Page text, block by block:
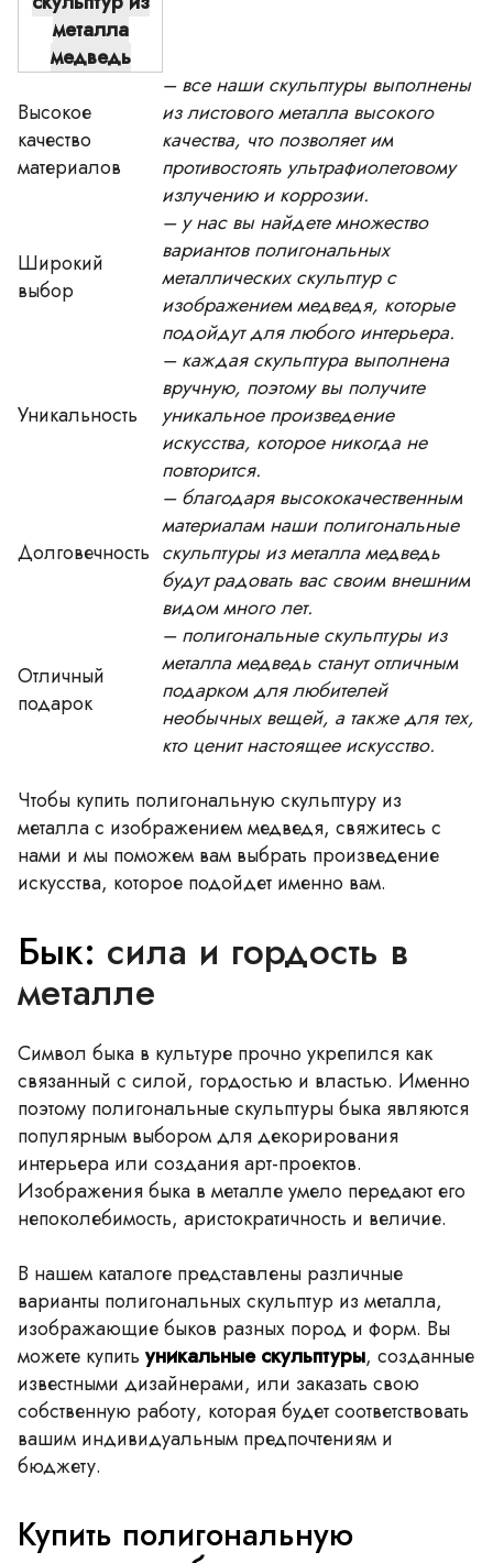
металла
медведь
Высокое
качество
материалов
– все наши скульптуры выполнены
из листового металла высокого
качества, что позволяет им
противостоять ультрафиолетовому
излучению и коррозии.
Широкий
выбор
– у нас вы найдете множество
вариантов полигональных
металлических скульптур с
изображением медведя, которые
подойдут для любого интерьера.
Уникальность
– каждая скульптура выполнена
вручную, поэтому вы получите
уникальное произведение
искусства, которое никогда не
повторится.
Долговечность
– благодаря высококачественным
материалам наши полигональные
скульптуры из металла медведь
будут радовать вас своим внешним
видом много лет.
Отличный
подарок
– полигональные скульптуры из
металла медведь станут отличным
подарком для любителей
необычных вещей, а также для тех,
кто ценит настоящее искусство.
Чтобы купить полигональную скульптуру из
металла с изображением медведя, свяжитесь с
нами и мы поможем вам выбрать произведение
искусства, которое подойдет именно вам.
Бык: сила и гордость в
металле
Символ быка в культуре прочно укрепился как
связанный с силой, гордостью и властью. Именно
поэтому полигональные скульптуры быка являются
популярным выбором для декорирования
интерьера или создания арт-проектов.
Изображения быка в металле умело передают его
непоколебимость, аристократичность и величие.
В нашем каталоге представлены различные
варианты полигональных скульптур из металла,
изображающие быков разных пород и форм. Вы
можете купить уникальные скульптуры, созданные
известными дизайнерами, или заказать свою
собственную работу, которая будет соответствовать
вашим индивидуальным предпочтениям и
бюджету.
Купить полигональную